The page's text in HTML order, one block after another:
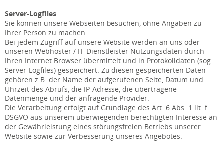
Server-Logfiles
Sie können unsere Webseiten besuchen, ohne Angaben zu
Ihrer Person zu machen.
Bei jedem Zugriff auf unsere Website werden an uns oder
unseren Webhoster / IT-Dienstleister Nutzungsdaten durch
Ihren Internet Browser übermittelt und in Protokolldaten (sog.
Server-Logfiles) gespeichert. Zu diesen gespeicherten Daten
gehören z.B. der Name der aufgerufenen Seite, Datum und
Uhrzeit des Abrufs, die IP-Adresse, die übertragene
Datenmenge und der anfragende Provider.
Die Verarbeitung erfolgt auf Grundlage des Art. 6 Abs. 1 lit. f
DSGVO aus unserem überwiegenden berechtigten Interesse an
der Gewährleistung eines störungsfreien Betriebs unserer
Website sowie zur Verbesserung unseres Angebotes.